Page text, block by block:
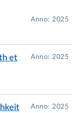
Anno: 2025
et
Anno: 2025
Anno: 2025